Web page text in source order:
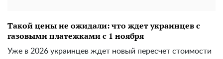
Такой цены не ожидали: что ждет украинцев с
газовыми платежками с 1 ноября
Уже в 2026 украинцев ждет новый пересчет стоимости